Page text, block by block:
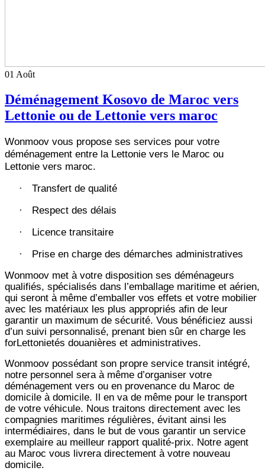
01 Août
Déménagement Kosovo de Maroc vers
Lettonie ou de Lettonie vers maroc
Wonmoov vous propose ses services pour votre
déménagement entre la Lettonie vers le Maroc ou
Lettonie vers maroc.
· Transfert de qualité
· Respect des délais
· Licence transitaire
·
Prise en charge des démarches administratives
Wonmoov met à votre disposition ses déménageurs
qualifiés, spécialisés dans l’emballage maritime et aérien,
qui seront à même d’emballer vos effets et votre mobilier
avec les matériaux les plus appropriés afin de leur
garantir un maximum de sécurité. Vous bénéficiez aussi
d’un suivi personnalisé, prenant bien sûr en charge les
forLettonietés douanières et administratives.
Wonmoov possédant son propre service transit intégré,
notre personnel sera à même d’organiser votre
déménagement vers ou en provenance du Maroc de
domicile à domicile. Il en va de même pour le transport
de votre véhicule. Nous traitons directement avec les
compagnies maritimes régulières, évitant ainsi les
intermédiaires, dans le but de vous garantir un service
exemplaire au meilleur rapport qualité-prix. Notre agent
au Maroc vous livrera directement à votre nouveau
domicile.